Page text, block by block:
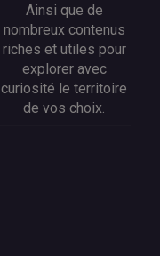
Ainsi que de
nombreux contenus
riches et utiles pour
explorer avec
curiosité le territoire
de vos choix.